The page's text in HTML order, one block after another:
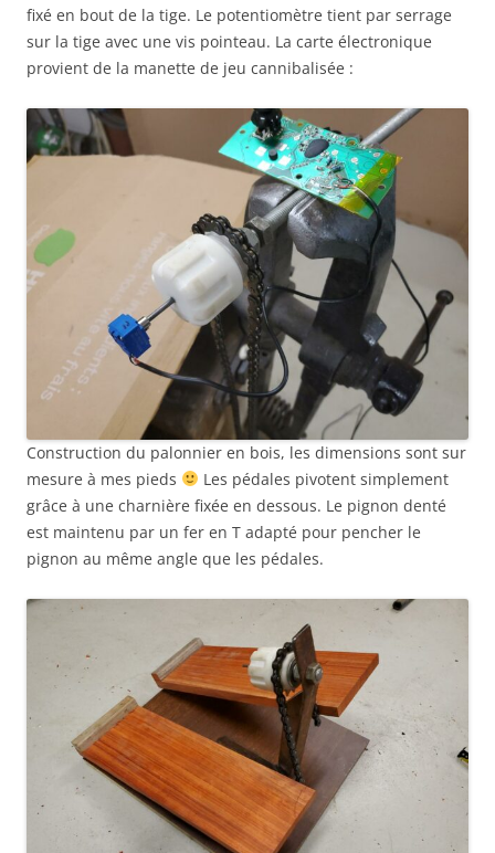
fixé en bout de la tige. Le potentiomètre tient par serrage
sur la tige avec une vis pointeau. La carte électronique
provient de la manette de jeu cannibalisée :
Construction du palonnier en bois, les dimensions sont sur
mesure à mes pieds
Les pédales pivotent simplement
grâce à une charnière fixée en dessous. Le pignon denté
est maintenu par un fer en T adapté pour pencher le
pignon au même angle que les pédales.